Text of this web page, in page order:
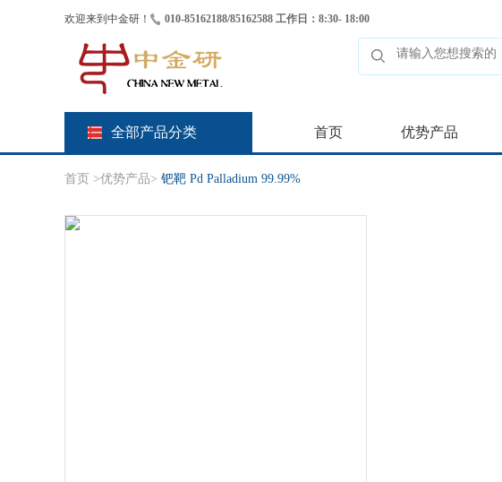
欢迎来到中金研！ 010-85162188/85162588 工作日：8:30- 18:00
全部产品分类 首页 优势产品
首页 >优势产品> 钯靶 Pd Palladium 99.99%